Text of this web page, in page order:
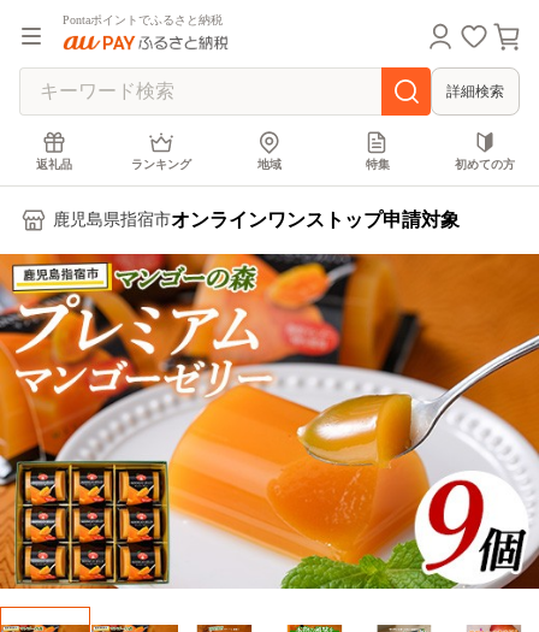
Pontaポイントでふるさと納税
詳細検索
返礼品 ランキング 地域 特集 初めての方
鹿児島県指宿市オンラインワンストップ申請対象